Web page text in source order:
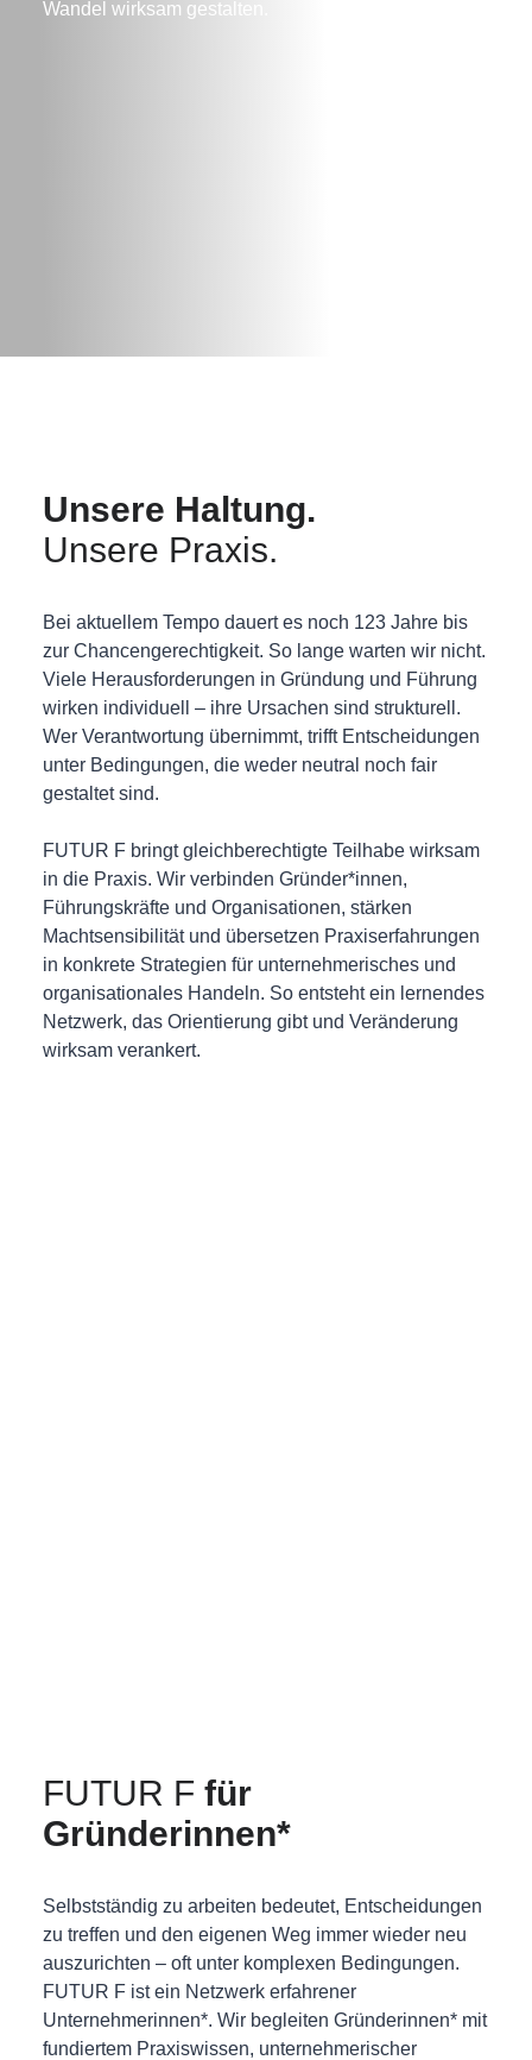
Wandel wirksam gestalten.
Unsere Haltung.
Unsere Praxis.
Bei aktuellem Tempo dauert es noch 123 Jahre bis
zur Chancengerechtigkeit. So lange warten wir nicht.
Viele Herausforderungen in Gründung und Führung
wirken individuell – ihre Ursachen sind strukturell.
Wer Verantwortung übernimmt, trifft Entscheidungen
unter Bedingungen, die weder neutral noch fair
gestaltet sind.
FUTUR F bringt gleichberechtigte Teilhabe wirksam
in die Praxis. Wir verbinden Gründer*innen,
Führungskräfte und Organisationen, stärken
Machtsensibilität und übersetzen Praxiserfahrungen
in konkrete Strategien für unternehmerisches und
organisationales Handeln. So entsteht ein lernendes
Netzwerk, das Orientierung gibt und Veränderung
wirksam verankert.
FUTUR Ffür
Gründerinnen*
Selbstständig zu arbeiten bedeutet, Entscheidungen
zu treffen und den eigenen Weg immer wieder neu
auszurichten – oft unter komplexen Bedingungen.
FUTUR F ist ein Netzwerk erfahrener
Unternehmerinnen*. Wir begleiten Gründerinnen* mit
fundiertem Praxiswissen, unternehmerischer